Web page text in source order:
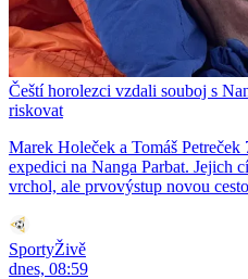
Čeští horolezci vzdali souboj s
riskovat
Marek Holeček a Tomáš
expedici na Nanga Parbat. Jejich
vrchol, ale prvovýstup novou
SportyŽivě
dnes, 08:59